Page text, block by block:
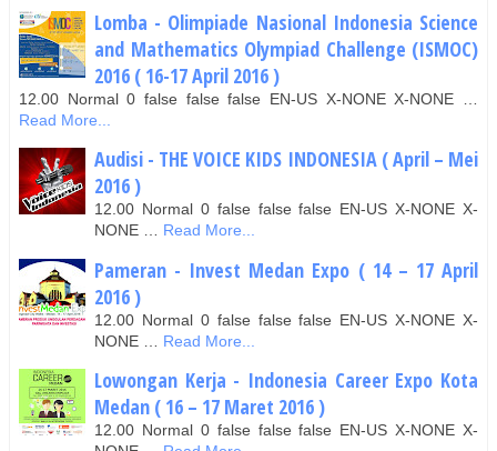
Lomba - Olimpiade Nasional Indonesia Science
and Mathematics Olympiad Challenge (ISMOC)
2016 ( 16-17 April 2016 )
12.00 Normal 0 false false false EN-US X-NONE X-NONE …
Read More...
Audisi - THE VOICE KIDS INDONESIA ( April – Mei
2016 )
12.00 Normal 0 false false false EN-US X-NONE X-
NONE … Read More...
Pameran - Invest Medan Expo ( 14 – 17 April
2016 )
12.00 Normal 0 false false false EN-US X-NONE X-
NONE …
Read More...
Lowongan Kerja - Indonesia Career Expo Kota
Medan ( 16 – 17 Maret 2016 )
12.00 Normal 0 false false false EN-US X-NONE X-